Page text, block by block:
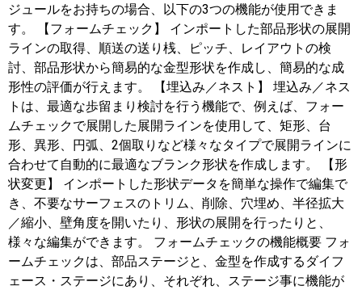
ジュールをお持ちの場合、以下の3つの機能が使用できま
す。 【フォームチェック】 インポートした部品形状の展開
ラインの取得、順送の送り桟、ピッチ、レイアウトの検
討、部品形状から簡易的な金型形状を作成し、簡易的な成
形性の評価が行えます。 【埋込み／ネスト】 埋込み／ネス
トは、最適な歩留まり検討を行う機能で、例えば、フォー
ムチェックで展開した展開ラインを使用して、矩形、台
形、異形、円弧、2個取りなど様々なタイプで展開ラインに
合わせて自動的に最適なブランク形状を作成します。 【形
状変更】 インポートした形状データを簡単な操作で編集で
き、不要なサーフェスのトリム、削除、穴埋め、半径拡大
／縮小、壁角度を開いたり、形状の展開を行ったりと、
様々な編集ができます。 フォームチェックの機能概要 フォ
ームチェックは、部品ステージと、金型を作成するダイフ
ェース・ステージにあり、それぞれ、ステージ事に機能が